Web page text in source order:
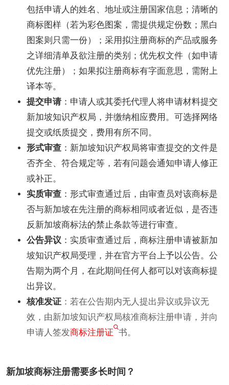
包括申请人的姓名、地址或注册国家信息；清晰的
商标图样（若为彩色图案，需提供规定份数；黑白
图案则只需一份）；采用拟注册商标的产品或服务
之详细清单及欲注册的类别；优先权文件（如申请
优先注册）；如果拟注册商标有字面意思，需附上
译本等。
提交申请 ：申请人或其委托代理人将申请材料提交
新加坡知识产权局，并缴纳相应费用。可选择网络
提交或纸质提交，费用有所不同。
形式审查 ：新加坡知识产权局将审查提交的文件是
否齐全、符合规定等，若有问题会通知申请人修正
或补正。
实质审查 ：形式审查通过后，由审查员对该商标是
否与新加坡在先注册的商标相同或者近似，是否违
反新加坡商标法的禁止条款等进行审查。
公告异议 ：实质审查通过后，商标注册申请被新加
坡知识产权局受理，并在官方平台上予以公告。公
告期为两个月，在此期间任何人都可以对该商标提
出异议。
核准发证 ：若在公告期内无人提出异议或异议无
效，由新加坡知识产权局核准商标注册申请，并向
申请人签发商标注册证 书。
新加坡商标注册需要多长时间？